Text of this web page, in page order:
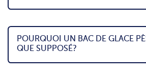
POURQUOI UN BAC DE GLACE
QUE SUPPOSÉ?